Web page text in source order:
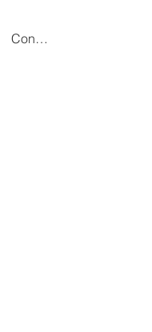
Connexion